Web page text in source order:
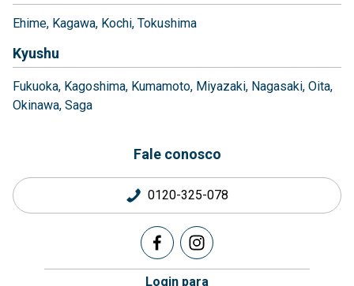
Ehime Kagawa Kochi Tokushima
Kyushu
Fukuoka Kagoshima Kumamoto Miyazaki Nagasaki Oita
Okinawa Saga
Fale conosco
0120-325-078
Login para